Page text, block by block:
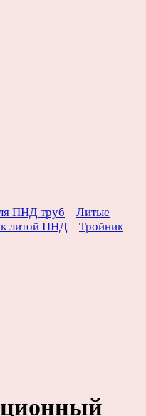
ПНД труб
Литые
литой ПНД
Тройник